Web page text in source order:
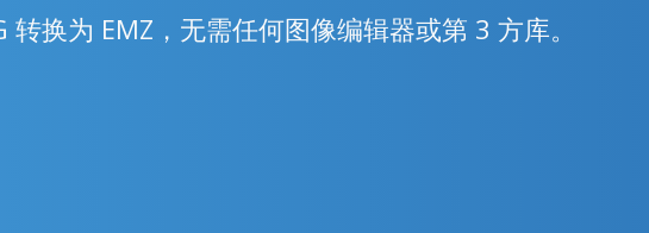
转换为 EMZ，无需任何图像编辑器或第 3 方库。